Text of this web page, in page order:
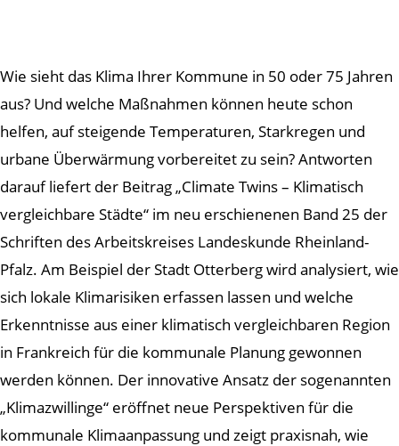
Wie sieht das Klima Ihrer Kommune in 50 oder 75 Jahren
aus? Und welche Maßnahmen können heute schon
helfen, auf steigende Temperaturen, Starkregen und
urbane Überwärmung vorbereitet zu sein? Antworten
darauf liefert der Beitrag „Climate Twins – Klimatisch
vergleichbare Städte“ im neu erschienenen Band 25 der
Schriften des Arbeitskreises Landeskunde Rheinland-
Pfalz. Am Beispiel der Stadt Otterberg wird analysiert, wie
sich lokale Klimarisiken erfassen lassen und welche
Erkenntnisse aus einer klimatisch vergleichbaren Region
in Frankreich für die kommunale Planung gewonnen
werden können. Der innovative Ansatz der sogenannten
„Klimazwillinge“ eröffnet neue Perspektiven für die
kommunale Klimaanpassung und zeigt praxisnah, wie